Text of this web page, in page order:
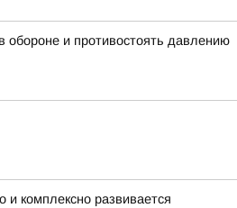
обороне и противостоять давлению
и комплексно развивается